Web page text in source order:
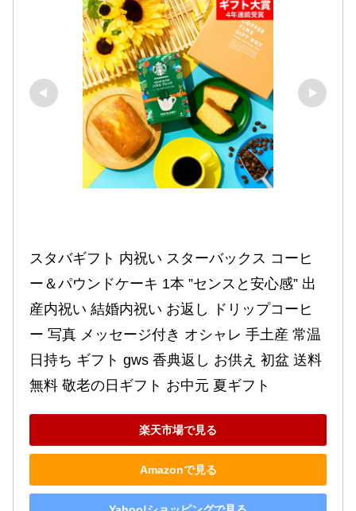
スタバギフト 内祝い スターバックス コーヒ
ー＆パウンドケーキ 1本 ”センスと安心感” 出
産内祝い 結婚内祝い お返し ドリップコーヒ
ー 写真 メッセージ付き オシャレ 手土産 常温
日持ち ギフト gws 香典返し お供え 初盆 送料
無料 敬老の日ギフト お中元 夏ギフト
楽天市場で見る
Amazonで見る